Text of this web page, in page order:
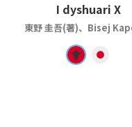
I dyshuari X
東野 圭吾(著)、Bisej